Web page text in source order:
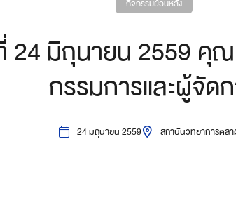
กิจกรรมย้อนหลัง
24 มิถุนายน 2559 คุ
กรรมการและผู้จัด
24 มิถุนายน 2559 สถาบันวิทยาการตล